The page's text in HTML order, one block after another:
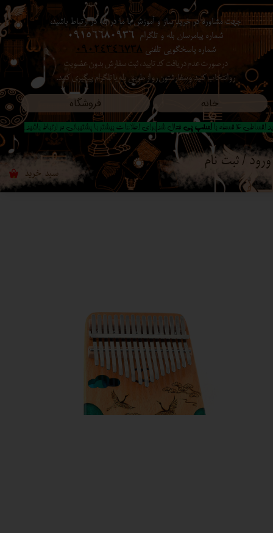
خانه فروشگاه
جهت مشاوره در خرید ساز و آموزش با ما در بله در ارتباط باشید،
شماره پیامرسان بله و تلگرام 09156680936
شماره پاسخگویی تلفنی 09024346738
در صورت عدم دریافت کد تایید ، ثبت سفارش بدون عضویت
رو انتخاب کنید ​​​​​​​ و سفارشتون رو از طریق بله یا تلگرام پیگیری کنید.
۰ سبد خرید
ورود / ثبت نام
حساب کاربری من
تغییر گذر واژه
سفارشات
خروج از حساب کاربری
اقساطی 4 قسطه با اسنپ پی فعال شد|برای اطلاعات بیشتر با پشتیبانی در ارتباط باشید..